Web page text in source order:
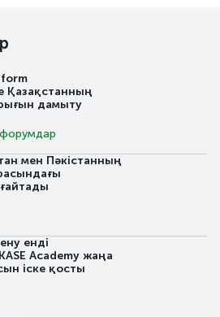
Қазақстанның
дамыту
мен Пәкістанның
енді
Academy жаңа
іске қосты